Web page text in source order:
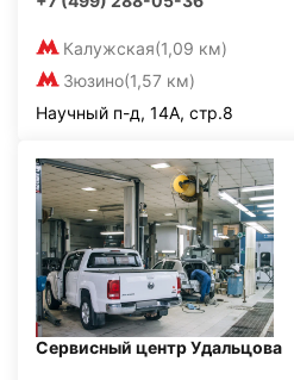
Калужская(1,09 км)
Зюзино(1,57 км)
Научный п-д, 14А, стр.8
Сервисный центр Удальцова